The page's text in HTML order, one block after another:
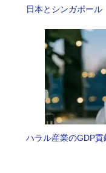
日本とシンガポー
ハラル産業のGDP